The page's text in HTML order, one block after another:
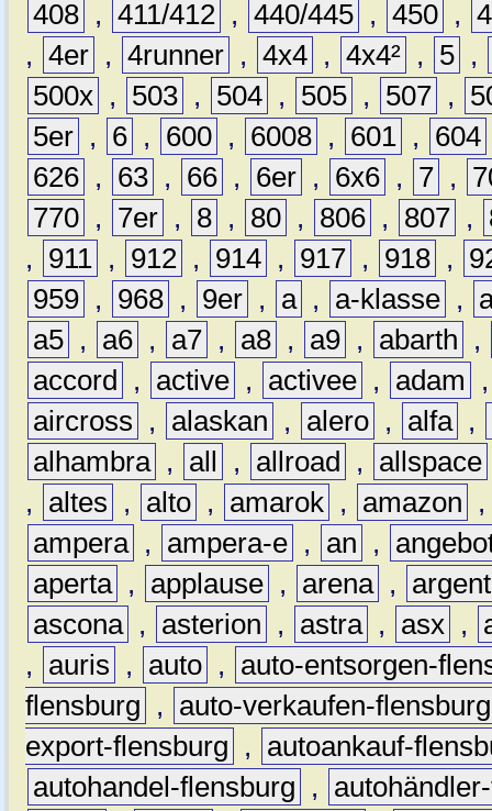
408 , 411/412 , 440/445 , 450 ,
, 4er , 4runner , 4x4 , 4x4² , 5 ,
500x , 503 , 504 , 505 , 507 ,
5er , 6 , 600 , 6008 , 601 , 604
626 , 63 , 66 , 6er , 6x6 , 7 ,
770 , 7er , 8 , 80 , 806 , 807 ,
,
911 , 912 , 914 , 917 , 918 ,
959 , 968 , 9er , a , a-klasse ,
a5 , a6 , a7 , a8 , a9 , abarth
,
accord
, active , activee , adam
aircross
, alaskan , alero , alfa ,
alhambra , all , allroad , allspace
,
altes , alto , amarok , amazon
ampera , ampera-e , an ,
aperta , applause , arena ,
ascona , asterion , astra , asx ,
,
auris , auto ,
auto-entsorgen-
flensburg
,
auto-verkaufen-flensburg
export-flensburg
,
autoankauf-
autohandel-flensburg
,